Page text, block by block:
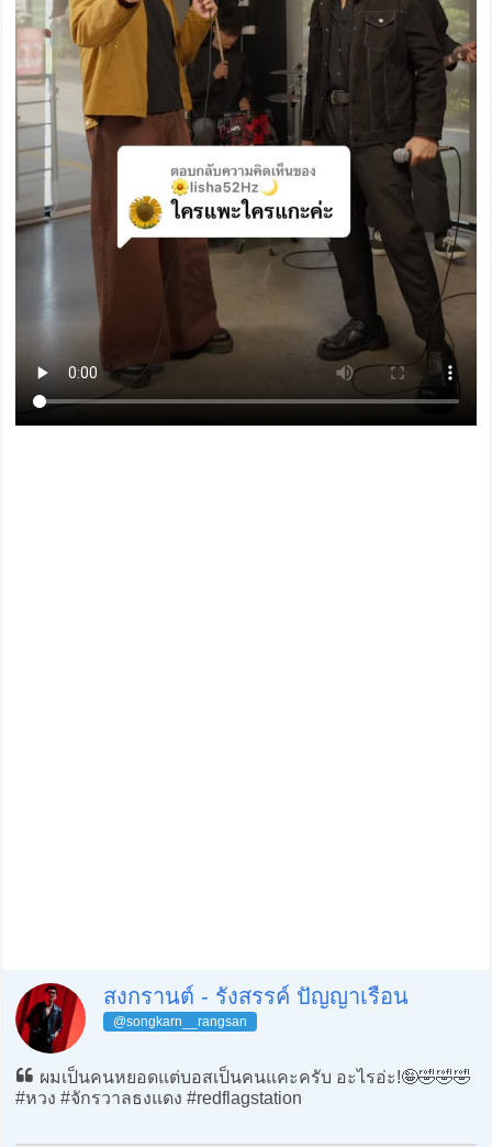
สงกรานต์ - รังสรรค์ ปัญญาเรือน
@songkarn__rangsan
ผมเป็นคนหยอดแต่บอสเป็นคนแคะครับ อะไรอ่ะ!🤪🤣🤣🤣
#หวง #จักรวาลธงแดง #redflagstation